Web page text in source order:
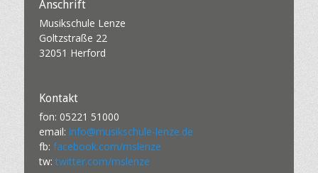
Anschrift
Musikschule Lenze
Goltzstraße 22
32051 Herford
Kontakt
fon: 05221 51000
email: info@musikschule-lenze.de
fb: facebook.com/mslenze
tw: twitter.com/mslenze